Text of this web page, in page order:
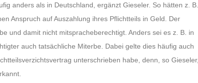
anders als in Deutschland, ergänzt Gieseler. So hätten z. B.
Anspruch auf Auszahlung ihres Pflichtteils in Geld. Der
und damit nicht mitspracheberechtigt. Anders sei es z. B. in
auch tatsächliche Miterbe. Dabei gelte dies häufig auch
unterschrieben habe, denn, so Gieseler,